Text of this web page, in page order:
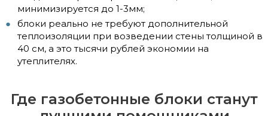
минимизируется до 1-3мм;
блоки реально не требуют дополнительной
теплоизоляции при возведении стены толщиной в
40 см, а это тысячи рублей экономии на
утеплителях.
Где газобетонные блоки станут